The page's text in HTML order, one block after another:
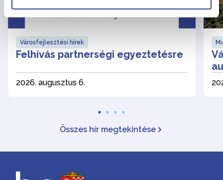
Városfejlesztési hírek
Felhívás partnerségi egyeztetésre
2026. augusztus 6.
Összes hír megtekintése